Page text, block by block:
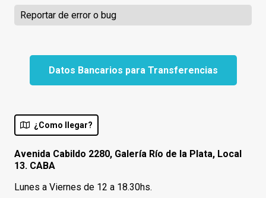
Reportar de error o bug
Datos Bancarios para Transferencias
¿Como llegar?
Avenida Cabildo 2280, Galería Río de la Plata, Local
13. CABA
Lunes a Viernes de 12 a 18.30hs.